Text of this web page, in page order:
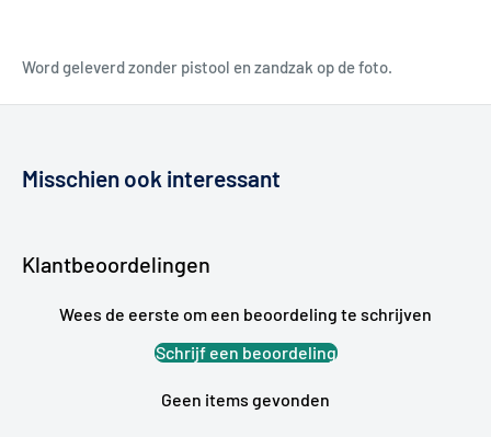
Word geleverd zonder pistool en zandzak op de foto.
Misschien ook interessant
Klantbeoordelingen
Wees de eerste om een beoordeling te schrijven
Schrijf een beoordeling
Geen items gevonden